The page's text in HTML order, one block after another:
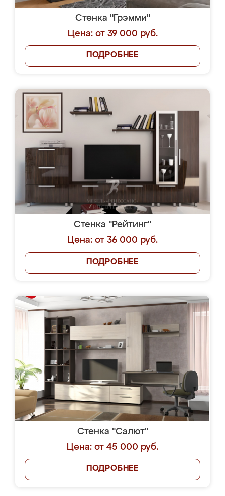
Стенка "Грэмми"
Цена: от 39 000 руб.
ПОДРОБНЕЕ
Стенка "Рейтинг"
Цена: от 36 000 руб.
ПОДРОБНЕЕ
Стенка "Салют"
Цена: от 45 000 руб.
ПОДРОБНЕЕ